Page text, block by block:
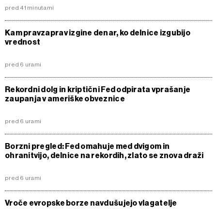
pred 41 minutami
Kam pravzaprav izgine denar, ko delnice izgubijo
vrednost
pred 6 urami
Rekordni dolg in kriptični Fed odpirata vprašanje
zaupanja v ameriške obveznice
pred 6 urami
Borzni pregled: Fed omahuje med dvigom in
ohranitvijo, delnice na rekordih, zlato se znova draži
pred 6 urami
Vroče evropske borze navdušujejo vlagatelje